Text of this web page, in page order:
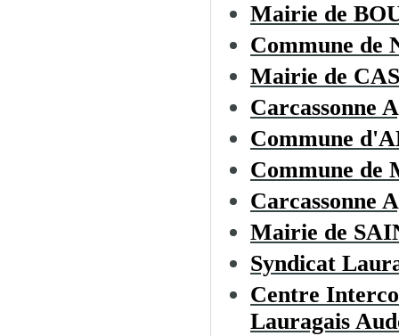
Mairie de
Commune de
Mairie de
Carcassonne
Commune
Commune
Carcassonne
Mairie de
Syndicat
Centre
Lauragais